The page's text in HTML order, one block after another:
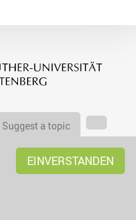
Suggest a topic
EINVERSTANDEN